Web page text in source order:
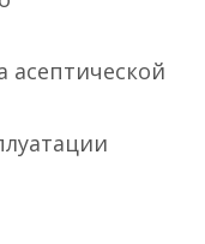
асептической